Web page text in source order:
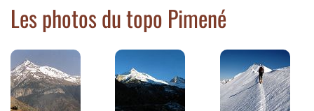
Les photos du topo Pimené